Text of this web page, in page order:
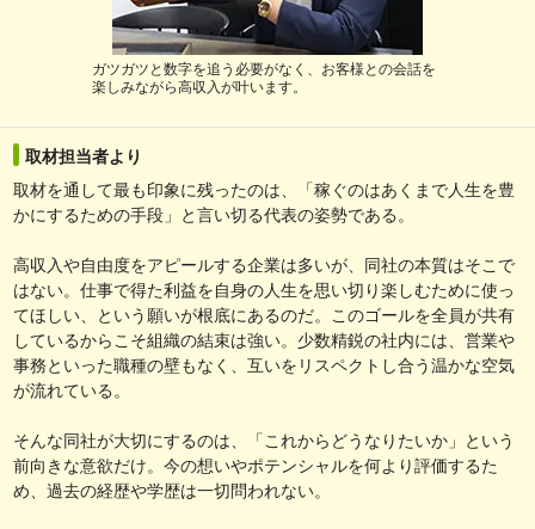
ガツガツと数字を追う必要がなく、お客様との会話を
楽しみながら高収入が叶います。
取材担当者より
取材を通して最も印象に残ったのは、「稼ぐのはあくまで人生を豊
かにするための手段」と言い切る代表の姿勢である。
高収入や自由度をアピールする企業は多いが、同社の本質はそこで
はない。仕事で得た利益を自身の人生を思い切り楽しむために使っ
てほしい、という願いが根底にあるのだ。このゴールを全員が共有
しているからこそ組織の結束は強い。少数精鋭の社内には、営業や
事務といった職種の壁もなく、互いをリスペクトし合う温かな空気
が流れている。
そんな同社が大切にするのは、「これからどうなりたいか」という
前向きな意欲だけ。今の想いやポテンシャルを何より評価するた
め、過去の経歴や学歴は一切問われない。